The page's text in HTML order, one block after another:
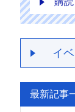
イ
最新記事